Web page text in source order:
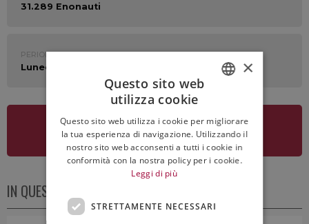
31.289 Enonauti
PERIODO:
Lunedì 25 Maggio 2026
VEDI LA NEWSLETTER
IN QUESTO NUMERO
ENGLISH
×
Questo sito web
utilizza cookie
Questo sito web utilizza i cookie per migliorare
la tua esperienza di navigazione. Utilizzando il
nostro sito web acconsenti a tutti i cookie in
conformità con la nostra policy per i cookie.
Leggi di più
STRETTAMENTE NECESSARI